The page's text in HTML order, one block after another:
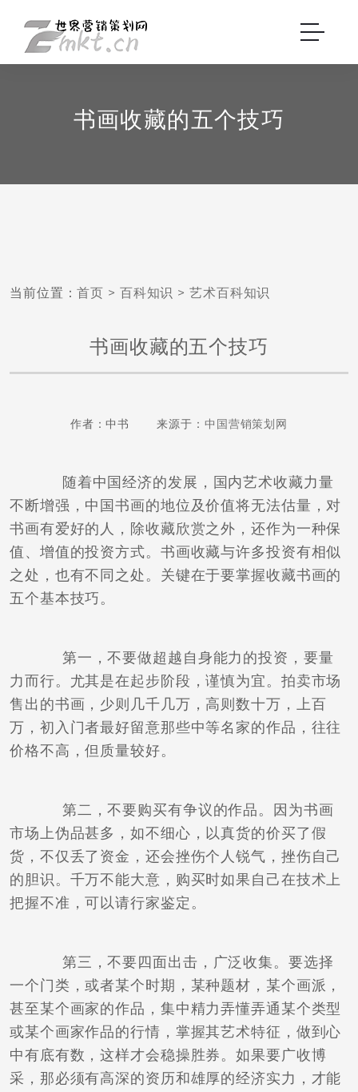
书画收藏的五个技巧
当前位置：首页 > 百科知识 > 艺术百科知识
书画收藏的五个技巧
作者：中书 来源于： 中国营销策划网
随着中国经济的发展，国内艺术收藏力量
不断增强，中国书画的地位及价值将无法估量，对
书画有爱好的人，除收藏欣赏之外，还作为一种保
值、增值的投资方式。书画收藏与许多投资有相似
之处，也有不同之处。关键在于要掌握收藏书画的
五个基本技巧。
第一，不要做超越自身能力的投资，要量
力而行。尤其是在起步阶段，谨慎为宜。拍卖市场
售出的书画，少则几千几万，高则数十万，上百
万，初入门者最好留意那些中等名家的作品，往往
价格不高，但质量较好。
第二，不要购买有争议的作品。因为书画
市场上伪品甚多，如不细心，以真货的价买了假
货，不仅丢了资金，还会挫伤个人锐气，挫伤自己
的胆识。千万不能大意，购买时如果自己在技术上
把握不准，可以请行家鉴定。
第三，不要四面出击，广泛收集。要选择
一个门类，或者某个时期，某种题材，某个画派，
甚至某个画家的作品，集中精力弄懂弄通某个类型
或某个画家作品的行情，掌握其艺术特征，做到心
中有底有数，这样才会稳操胜券。如果要广收博
采，那必须有高深的资历和雄厚的经济实力，才能